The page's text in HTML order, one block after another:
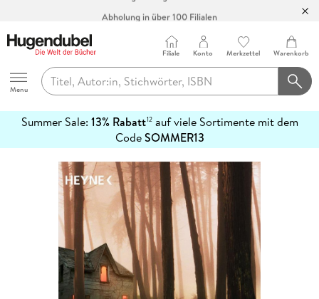
Hugendubel
Menu
Filiale Konto Merkzettel Warenkorb
Summer Sale: 13% Rabatt12auf viele Sortimente mit dem
CodeSOMMER13
erfahren